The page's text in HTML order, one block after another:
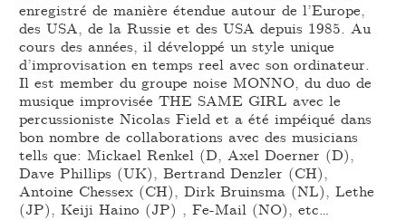
enregistré de manière étendue autour de l’Europe,
des USA, de la Russie et des USA depuis 1985. Au
cours des années, il développé un style unique
d’improvisation en temps reel avec son ordinateur.
Il est member du groupe noise MONNO, du duo de
musique improvisée THE SAME GIRL avec le
percussioniste Nicolas Field et a été impéiqué dans
bon nombre de collaborations avec des musicians
tells que: Mickael Renkel (D, Axel Doerner (D),
Dave Phillips (UK), Bertrand Denzler (CH),
Antoine Chessex (CH), Dirk Bruinsma (NL), Lethe
(JP), Keiji Haino (JP) , Fe-Mail (NO), etc…